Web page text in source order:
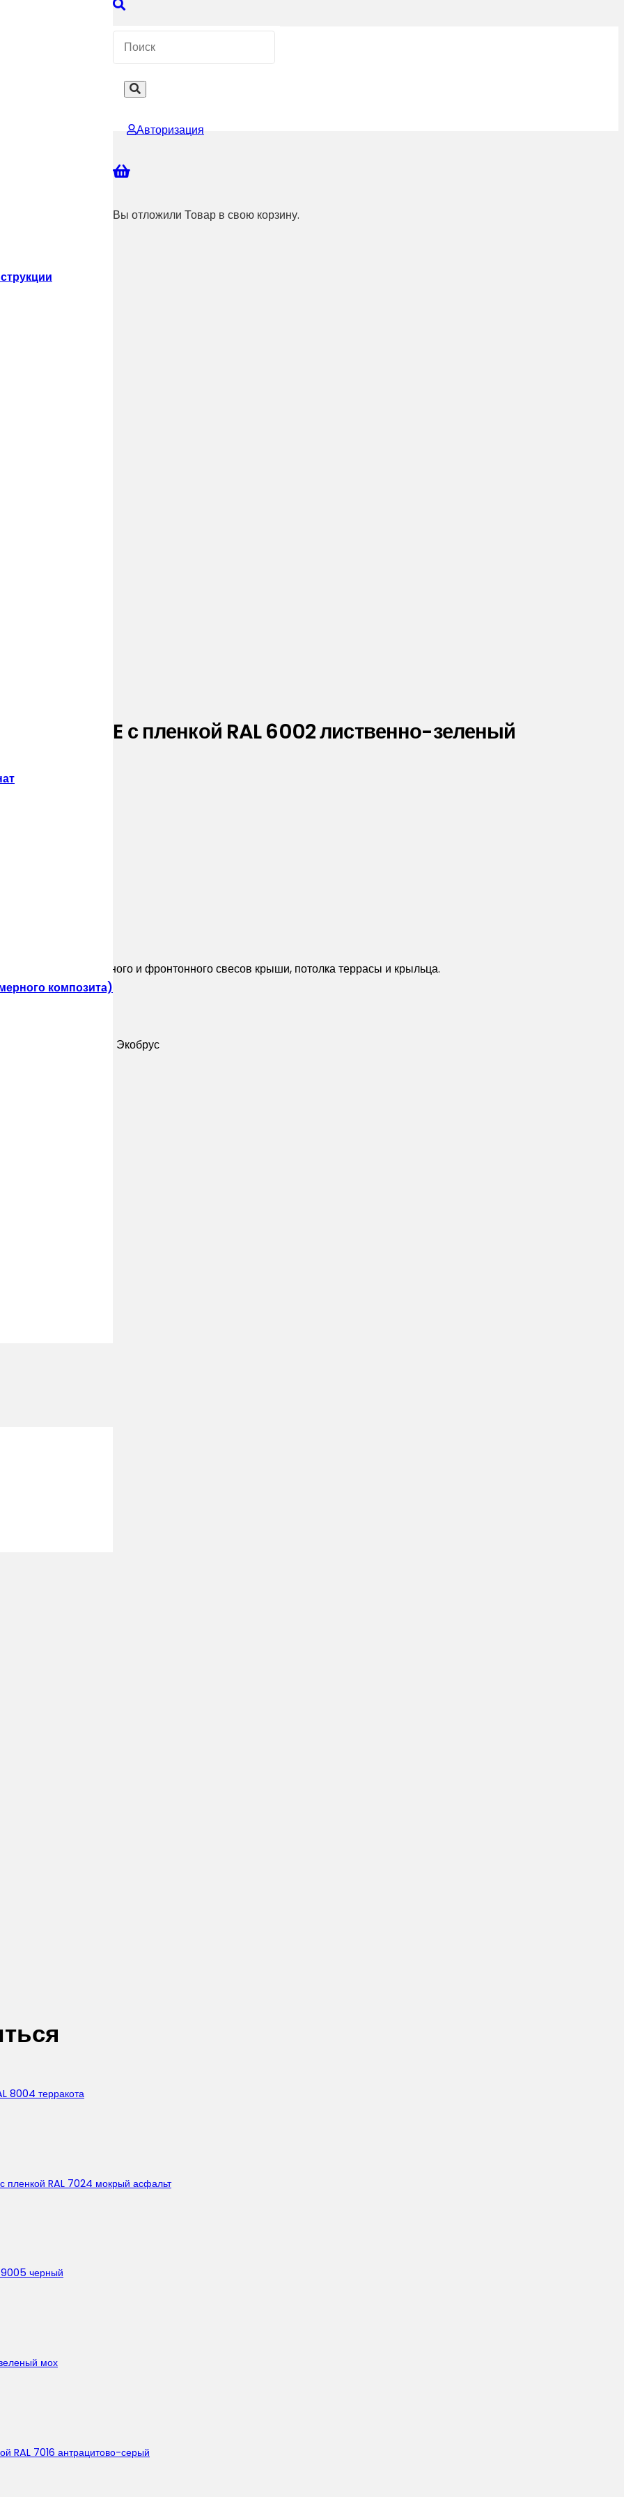
композита)
Авторизация
Вы отложили Товар в свою корзину.
0,45 PE с пленкой RAL 6002 лиственно-зеленый
подшива карнизного и фронтонного свесов крыши, потолка террасы и крыльца.
сайдингом Экобрус
стиле
8004 терракота
пленкой RAL 7024 мокрый асфальт
черный
мох
RAL 7016 антрацитово-серый